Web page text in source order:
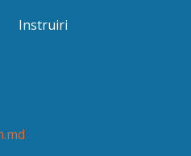
Instruiri